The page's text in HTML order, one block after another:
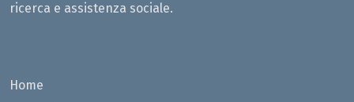
ricerca e assistenza sociale.
Home